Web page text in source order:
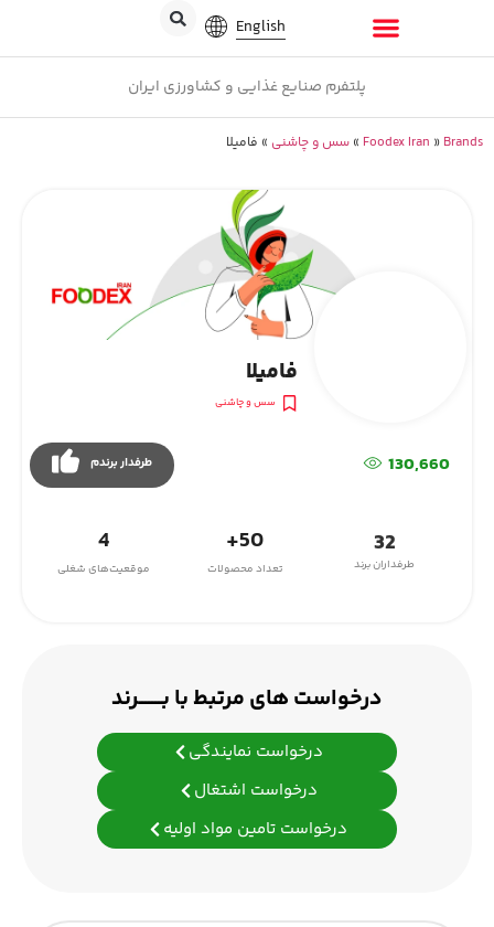
English
پلتفرم صنایع غذایی و کشاورزی ایران
Foodex Iran » Brands
» سس و چاشنی » فامیلا
فامیلا
سس و چاشنی
طرفدار برندم 130,660
32
طرفداران برند
50+
تعداد محصولات
4
موقعیت‌های شغلی
درخواست های مرتبط با بـــــــرند
درخواست نمایندگی
درخواست اشتغال
درخواست تامین مواد اولیه